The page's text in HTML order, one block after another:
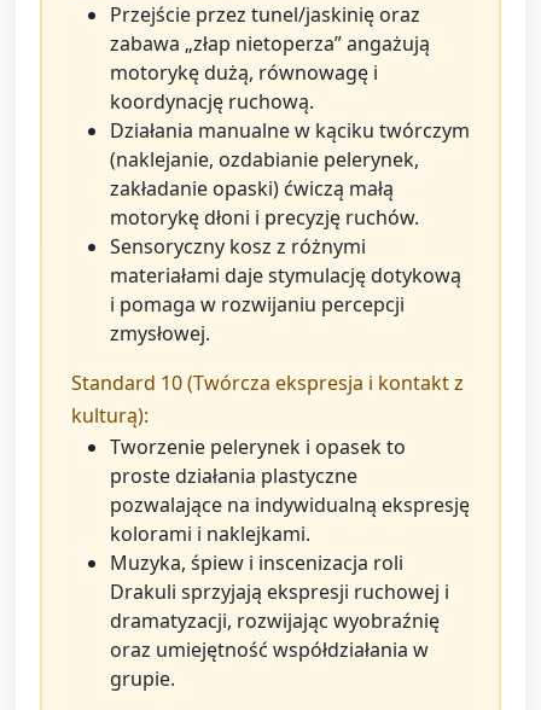
Przejście przez tunel/jaskinię oraz
zabawa „złap nietoperza” angażują
motorykę dużą, równowagę i
koordynację ruchową.
Działania manualne w kąciku twórczym
(naklejanie, ozdabianie pelerynek,
zakładanie opaski) ćwiczą małą
motorykę dłoni i precyzję ruchów.
Sensoryczny kosz z różnymi
materiałami daje stymulację dotykową
i pomaga w rozwijaniu percepcji
zmysłowej.
Standard 10 (Twórcza ekspresja i kontakt z
kulturą):
Tworzenie pelerynek i opasek to
proste działania plastyczne
pozwalające na indywidualną ekspresję
kolorami i naklejkami.
Muzyka, śpiew i inscenizacja roli
Drakuli sprzyjają ekspresji ruchowej i
dramatyzacji, rozwijając wyobraźnię
oraz umiejętność współdziałania w
grupie.